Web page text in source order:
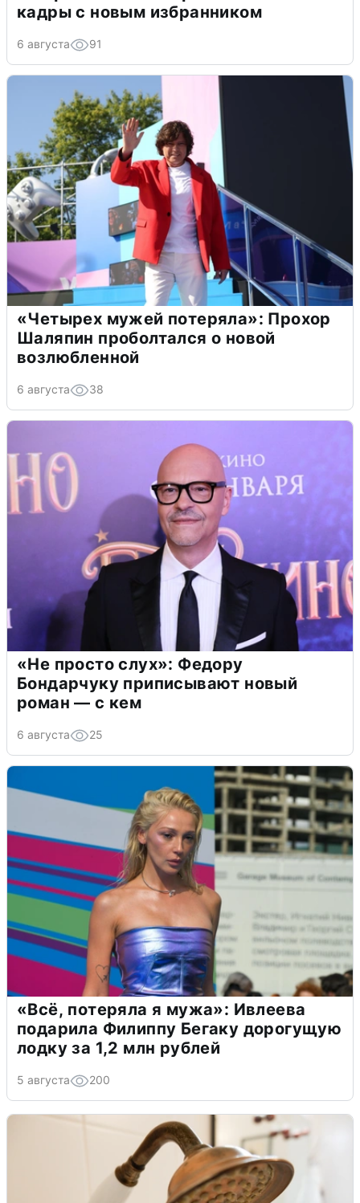
кадры с новым избранником
6 августа 91
«Четырех мужей потеряла»: Прохор
Шаляпин проболтался о новой
возлюбленной
6 августа 38
«Не просто слух»: Федору
Бондарчуку приписывают новый
роман — с кем
6 августа 25
«Всё, потеряла я мужа»: Ивлеева
подарила Филиппу Бегаку дорогущую
лодку за 1,2 млн рублей
5 августа 200